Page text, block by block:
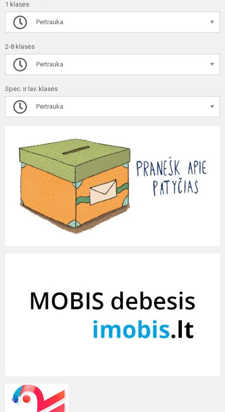
1 klasės
Pertrauka
2-8 klasės
Pertrauka
Spec. ir lav. klasės
Pertrauka